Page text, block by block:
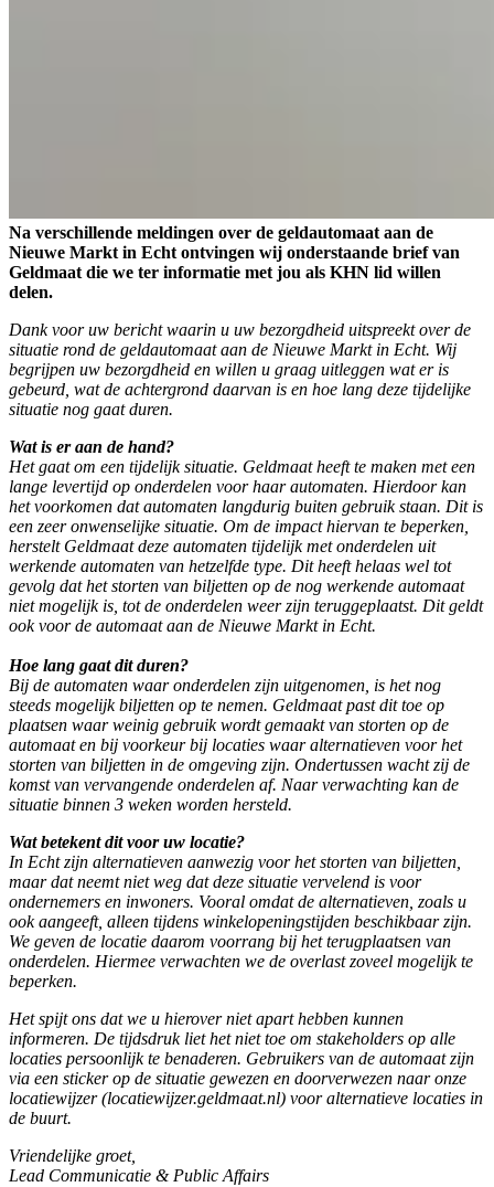
Na verschillende meldingen over de geldautomaat aan de
Nieuwe Markt in Echt ontvingen wij onderstaande brief van
Geldmaat die we ter informatie met jou als KHN lid willen
delen.
Dank voor uw bericht waarin u uw bezorgdheid uitspreekt over de
situatie rond de geldautomaat aan de Nieuwe Markt in Echt. Wij
begrijpen uw bezorgdheid en willen u graag uitleggen wat er is
gebeurd, wat de achtergrond daarvan is en hoe lang deze tijdelijke
situatie nog gaat duren.
Wat is er aan de hand?
Het gaat om een tijdelijk situatie. Geldmaat heeft te maken met een
lange levertijd op onderdelen voor haar automaten. Hierdoor kan
het voorkomen dat automaten langdurig buiten gebruik staan. Dit is
een zeer onwenselijke situatie. Om de impact hiervan te beperken,
herstelt Geldmaat deze automaten tijdelijk met onderdelen uit
werkende automaten van hetzelfde type. Dit heeft helaas wel tot
gevolg dat het storten van biljetten op de nog werkende automaat
niet mogelijk is, tot de onderdelen weer zijn teruggeplaatst. Dit geldt
ook voor de automaat aan de Nieuwe Markt in Echt.
Hoe lang gaat dit duren?
Bij de automaten waar onderdelen zijn uitgenomen, is het nog
steeds mogelijk biljetten op te nemen. Geldmaat past dit toe op
plaatsen waar weinig gebruik wordt gemaakt van storten op de
automaat en bij voorkeur bij locaties waar alternatieven voor het
storten van biljetten in de omgeving zijn. Ondertussen wacht zij de
komst van vervangende onderdelen af. Naar verwachting kan de
situatie binnen 3 weken worden hersteld.
Wat betekent dit voor uw locatie?
In Echt zijn alternatieven aanwezig voor het storten van biljetten,
maar dat neemt niet weg dat deze situatie vervelend is voor
ondernemers en inwoners. Vooral omdat de alternatieven, zoals u
ook aangeeft, alleen tijdens winkelopeningstijden beschikbaar zijn.
We geven de locatie daarom voorrang bij het terugplaatsen van
onderdelen. Hiermee verwachten we de overlast zoveel mogelijk te
beperken.
Het spijt ons dat we u hierover niet apart hebben kunnen
informeren. De tijdsdruk liet het niet toe om stakeholders op alle
locaties persoonlijk te benaderen. Gebruikers van de automaat zijn
via een sticker op de situatie gewezen en doorverwezen naar onze
locatiewijzer (locatiewijzer.geldmaat.nl) voor alternatieve locaties in
de buurt.
Vriendelijke groet,
Lead Communicatie & Public Affairs